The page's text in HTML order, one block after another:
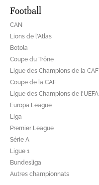
Football
CAN
Lions de l'Atlas
Botola
Coupe du Trône
Ligue des Champions de la CAF
Coupe de la CAF
Ligue des Champions de l'UEFA
Europa League
Liga
Premier League
Série A
Ligue 1
Bundesliga
Autres championnats